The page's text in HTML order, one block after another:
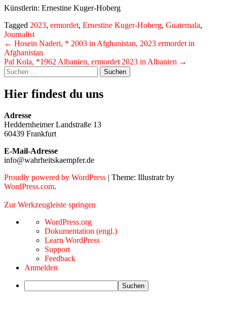
Künstlerin: Ernestine Kuger-Hoberg
Tagged 2023, ermordet, Ernestine Kuger-Hoberg, Guatemala,
Journalist
Post
navigation
← Hosein Naderi, * 2003 in Afghanistan, 2023 ermordet in
Afghanistan
Pal Kola, *1962 Albanien, ermordet 2023 in Albanien →
Widgets
Suchen
nach:
Hier findest du uns
Adresse
Heddernheimer Landstraße 13
60439 Frankfurt
E-Mail-Adresse
info@wahrheitskaempfer.de
Proudly powered by WordPress | Theme: Illustratr by
WordPress.com.
Zur Werkzeugleiste springen
Über
WordPress
WordPress.org
Dokumentation (engl.)
Learn WordPress
Support
Feedback
Anmelden
Suchen